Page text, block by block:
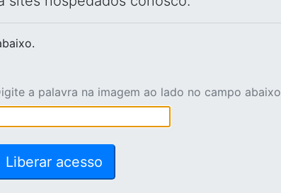
a palavra na imagem ao lado no campo abaixo